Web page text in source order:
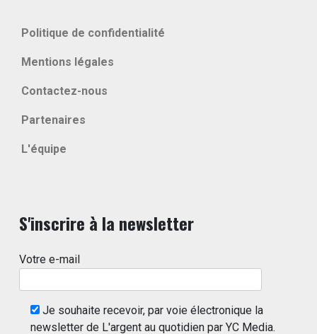
Politique de confidentialité
Mentions légales
Contactez-nous
Partenaires
L'équipe
S'inscrire à la newsletter
Votre e-mail
Je souhaite recevoir, par voie électronique la
newsletter de L'argent au quotidien par YC Media.